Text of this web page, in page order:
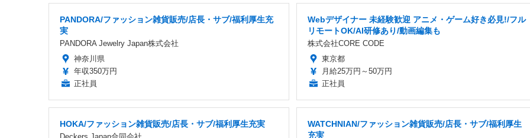
PANDORA/ファッション雑貨販売/店長・サブ/福利厚生充
実
PANDORA Jewelry Japan株式会社
神奈川県
年収350万円
正社員
Webデザイナー 未経験歓迎 アニメ・ゲーム好き必見!/フル
リモートOK/AI研修あり/動画編集も
株式会社CORE CODE
東京都
月給25万円～50万円
正社員
HOKA/ファッション雑貨販売/店長・サブ/福利厚生充実
WATCHNIAN/ファッション雑貨販売/店長・サブ/福利厚生
充実